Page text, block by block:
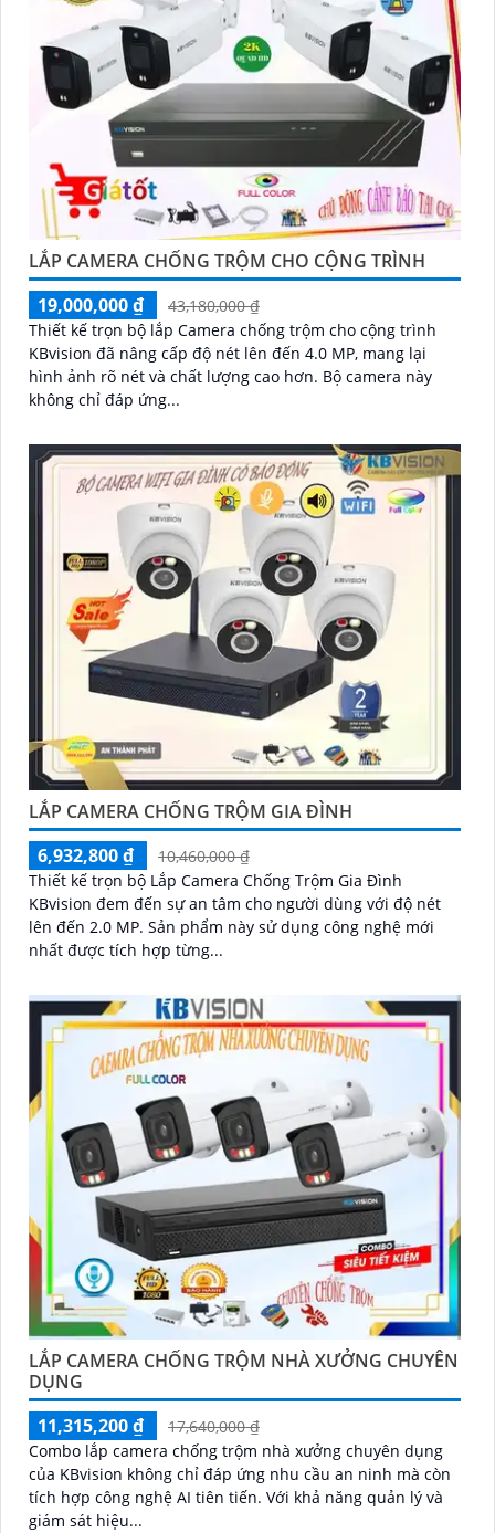
LẮP CAMERA CHỐNG TRỘM CHO CỘNG TRÌNH
19,000,000 ₫
43,180,000 ₫
Thiết kế trọn bộ lắp Camera chống trộm cho cộng trình
KBvision đã nâng cấp độ nét lên đến 4.0 MP, mang lại
hình ảnh rõ nét và chất lượng cao hơn. Bộ camera này
không chỉ đáp ứng...
LẮP CAMERA CHỐNG TRỘM GIA ĐÌNH
6,932,800 ₫
10,460,000 ₫
Thiết kế trọn bộ Lắp Camera Chống Trộm Gia Đình
KBvision đem đến sự an tâm cho người dùng với độ nét
lên đến 2.0 MP. Sản phẩm này sử dụng công nghệ mới
nhất được tích hợp từng...
LẮP CAMERA CHỐNG TRỘM NHÀ XƯỞNG CHUYÊN
DỤNG
11,315,200 ₫
17,640,000 ₫
Combo lắp camera chống trộm nhà xưởng chuyên dụng
của KBvision không chỉ đáp ứng nhu cầu an ninh mà còn
tích hợp công nghệ AI tiên tiến. Với khả năng quản lý và
giám sát hiệu...